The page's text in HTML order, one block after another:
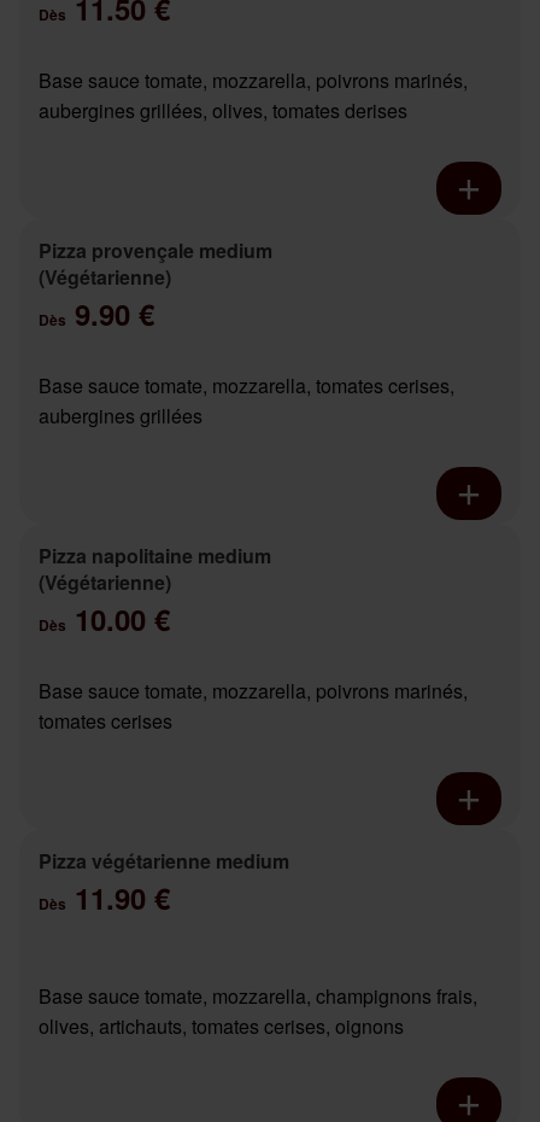
Dès 11.50 €
Base sauce tomate, mozzarella, poivrons marinés,
aubergines grillées, olives, tomates derises
Pizza provençale medium
(Végétarienne)
Dès 9.90 €
Base sauce tomate, mozzarella, tomates cerises,
aubergines grillées
Pizza napolitaine medium
(Végétarienne)
Dès 10.00 €
Base sauce tomate, mozzarella, poivrons marinés,
tomates cerises
Pizza végétarienne medium
Dès 11.90 €
Base sauce tomate, mozzarella, champignons frais,
olives, artichauts, tomates cerises, oignons